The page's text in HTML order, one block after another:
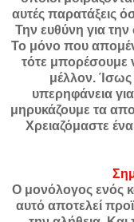
αυτές παρατάξεις
Την ευθύνη για
Το μόνο που
τότε μπορέσουμε
μέλλον. Ίσως
υπερηφάνεια
μηρυκάζουμε τα
Χρειαζόμαστε
Ο μονόλογος ενός
αυτό αποτελεί